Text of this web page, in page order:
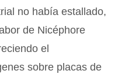
no había estallado,
de Nicéphore
el
sobre placas de